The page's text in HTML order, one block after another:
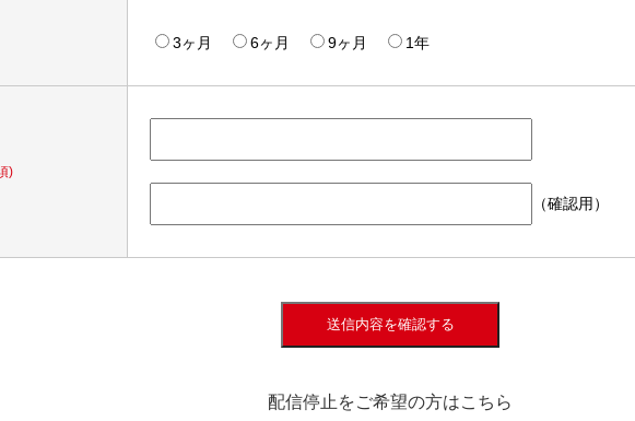
3ヶ月 6ヶ月 9ヶ月 1年
)
（確認用）
送信内容を確認する
配信停止をご希望の方はこちら